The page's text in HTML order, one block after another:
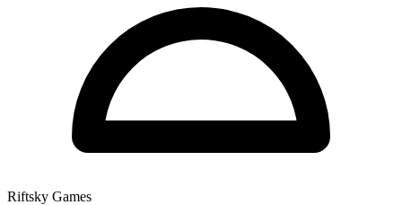
Riftsky Games